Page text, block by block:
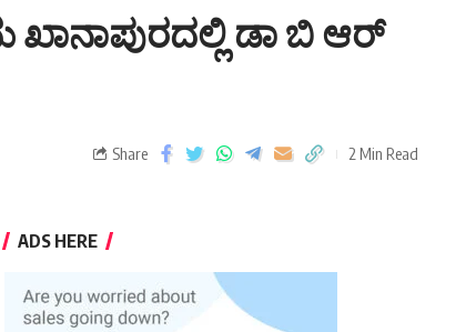
ಖಾನಾಪುರದಲ್ಲಿ ಡಾ ಬಿ ಆರ್
Share 2 Min Read
ADS HERE